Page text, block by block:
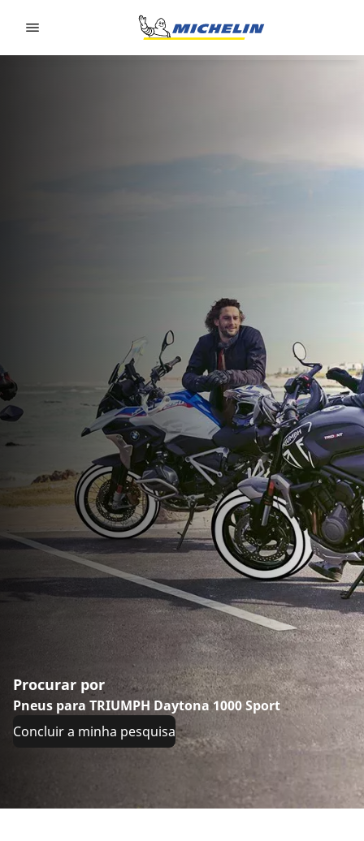
Procurar por
Pneus para TRIUMPH Daytona 1000 Sport
Concluir a minha pesquisa